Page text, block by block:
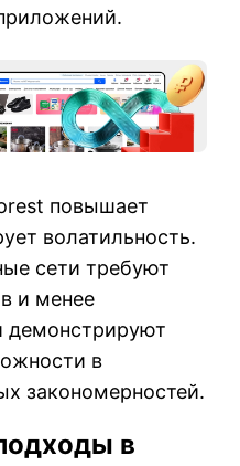
повышает
волатильность.
сети требуют
и менее
демонстрируют
в
закономерностей.
в